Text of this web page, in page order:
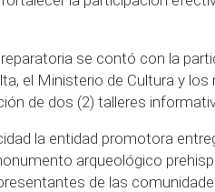
se contó con la
el Ministerio de Cultura y
de dos (2) talleres
la entidad promotora
arqueológico
de las